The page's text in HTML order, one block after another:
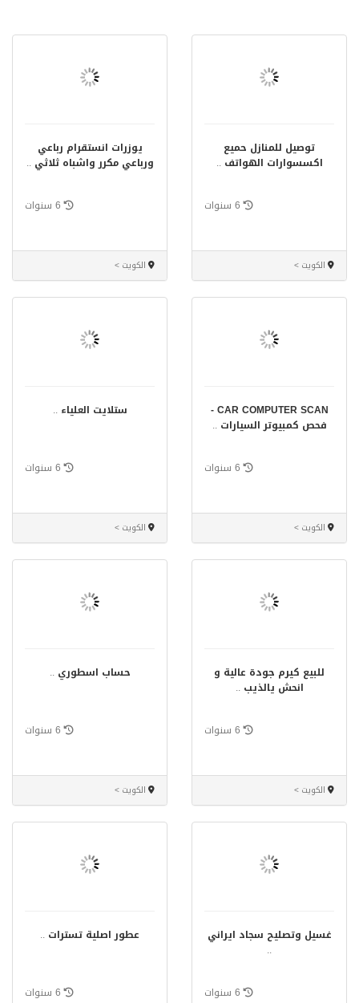
توصيل للمنازل حميع
اكسسوارات الهواتف ..
6 سنوات
الكويت >
يوزرات انستقرام رباعي
ورباعي مكرر واشباه ثلاثي ..
6 سنوات
الكويت >
‏CAR COMPUTER SCAN -
فحص كمبيوتر السيارات ..
6 سنوات
الكويت >
ستلايت العلياء ..
6 سنوات
الكويت >
للبيع كيرم جودة عالية و
انحش يالذيب ..
6 سنوات
الكويت >
حساب اسطوري ..
6 سنوات
الكويت >
غسيل وتصليح سجاد ايراني
..
6 سنوات
عطور اصلية تسترات ..
6 سنوات